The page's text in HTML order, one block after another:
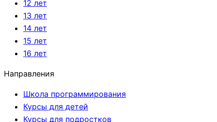
12 лет
13 лет
14 лет
15 лет
16 лет
Направления
Школа программирования
Курсы для детей
Курсы для подростков